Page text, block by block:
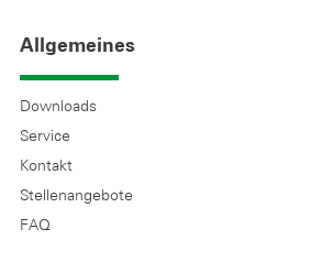
Allgemeines
Downloads
Service
Kontakt
Stellenangebote
FAQ